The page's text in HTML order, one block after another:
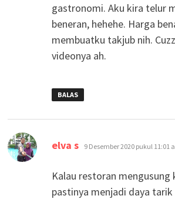
gastronomi. Aku kira telur
beneran, hehehe. Harga
membuatku takjub nih.
videonya ah.
BALAS
elva s berkata:
9 Desember 2020 pukul 11:01
Kalau restoran mengusung
pastinya menjadi daya